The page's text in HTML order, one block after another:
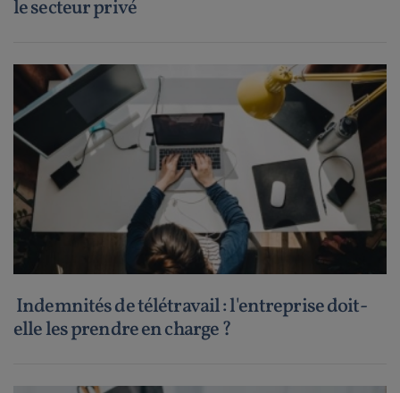
le secteur privé
Indemnités de télétravail : l'entreprise doit-
elle les prendre en charge ?